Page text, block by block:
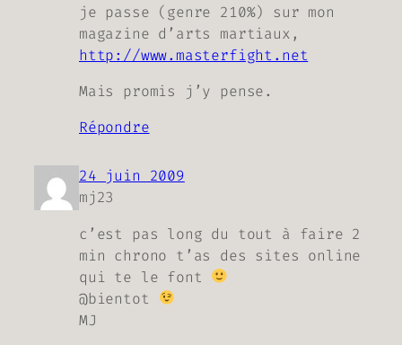
je passe (genre 210%) sur mon
magazine d’arts martiaux,
http://www.masterfight.net
Mais promis j’y pense.
Répondre
24 juin 2009
mj23
c’est pas long du tout à faire 2
min chrono t’as des sites online
qui te le font
@bientot
MJ